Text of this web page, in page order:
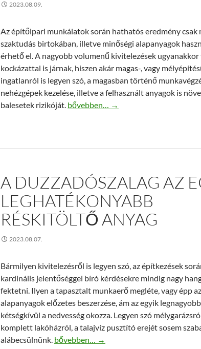
2023.08.09.
Az építőipari munkálatok során hathatós eredmény csak
szaktudás birtokában, illetve minőségi alapanyagok
érhető el. A nagyobb volumenű kivitelezések
kockázattal is járnak, hiszen akár magas-, vagy
ingatlanról is legyen szó, a magasban történő
nehézgépek kezelése, illetve a felhasznált anyagok is
balesetek rizikóját. Ezért fontos a munkavédelmi
bővebben… →
A DUZZADÓSZALAG AZ
LEGHATÉKONYABB
RÉSKITÖLTŐ ANYAG
2023.08.07.
Bármilyen kivitelezésről is legyen szó, az építkezések
kardinális jelentőséggel bíró kérdésekre mindig nagy
fektetni. Ilyen a tapasztalt munkaerő megléte, vagy épp az
alapanyagok előzetes beszerzése, ám az egyik
kétségkívül a nedvesség okozza. Legyen szó
komplett lakóházról, a talajvíz pusztító erejét sosem
alábecsülnünk. A duzzadószalag az egyik leghatékonyabb
bővebben… →